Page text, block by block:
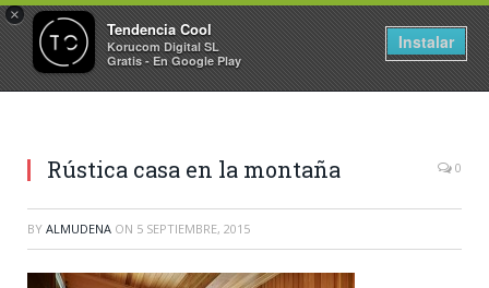
×
Tendencia Cool
Korucom Digital SL
Gratis - En Google Play
Instalar
Rústica casa en la montaña 0
BY ALMUDENA ON 5 SEPTIEMBRE, 2015